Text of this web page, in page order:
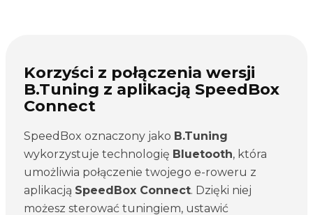
Korzyści z połączenia wersji
B.Tuning z aplikacją SpeedBox
Connect
SpeedBox oznaczony jako B.Tuning
wykorzystuje technologię Bluetooth, która
umożliwia połączenie twojego e-roweru z
aplikacją SpeedBox Connect. Dzięki niej
możesz sterować tuningiem, ustawić